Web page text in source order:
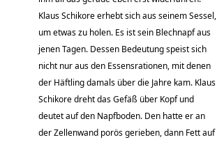
Klaus Schikore erhebt sich aus seinem Sessel,
um etwas zu holen. Es ist sein Blechnapf aus
jenen Tagen. Dessen Bedeutung speist sich
nicht nur aus den Essensrationen, mit denen
der Häftling damals über die Jahre kam. Klaus
Schikore dreht das Gefäß über Kopf und
deutet auf den Napfboden. Den hatte er an
der Zellenwand porös gerieben, dann Fett auf